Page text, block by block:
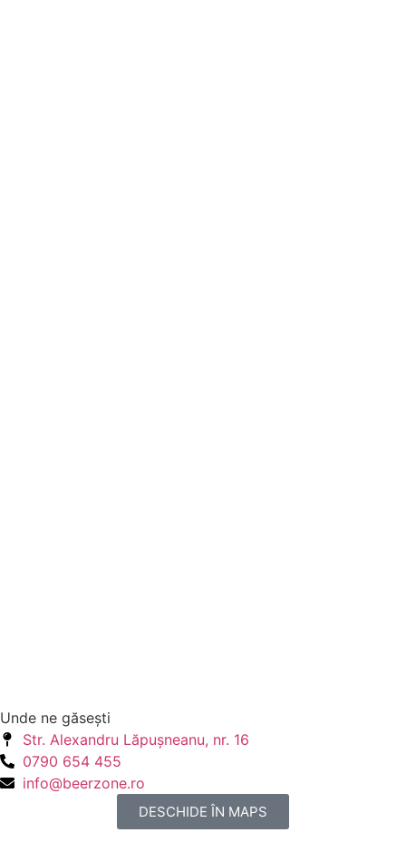
Unde ne găseşti
Str. Alexandru Lăpuşneanu, nr. 16
0790 654 455
info@beerzone.ro
DESCHIDE ÎN MAPS